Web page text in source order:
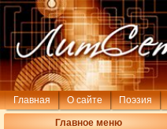
Главная О сайте Поэзия
Главное меню